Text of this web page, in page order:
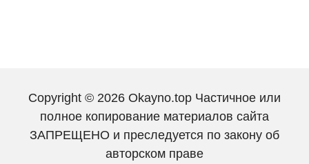
Copyright © 2026 Okayno.top Частичное или
полное копирование материалов сайта
ЗАПРЕЩЕНО и преследуется по закону об
авторском праве